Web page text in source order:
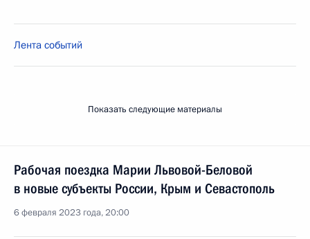
Лента событий
Показать следующие материалы
Рабочая поездка Марии Львовой-Беловой
в новые субъекты России, Крым и Севастополь
6 февраля 2023 года, 20:00